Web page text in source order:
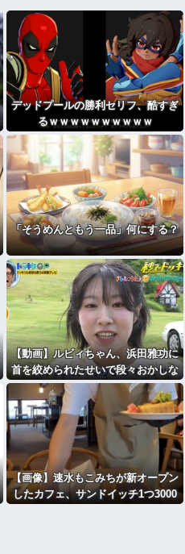
デッドプールの勝利セリフ、酷すぎ
るｗｗｗｗｗｗｗｗｗｗ
「そうめんともう一品」何にする？
【動画】ルビィちゃん、浜田雅功に
首を絞められたせいで段々おかしな
仕事が増える
【画像】速水もこみちが新オープン
したカフェ、サンドイッチ1つ3000